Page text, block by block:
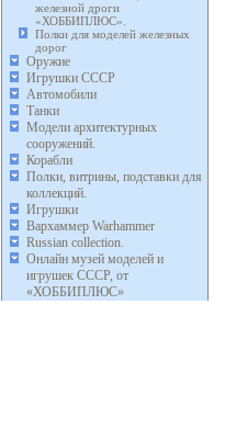
железной дроги
«ХОББИПЛЮС».
Полки для моделей железных
дорог
Оружие
Игрушки СССР
Автомобили
Танки
Модели архитектурных
сооружений.
Корабли
Полки, витрины, подставки для
коллекций.
Игрушки
Вархаммер Warhammer
Russian collection.
Онлайн музей моделей и
игрушек СССР, от
«ХОББИПЛЮС»